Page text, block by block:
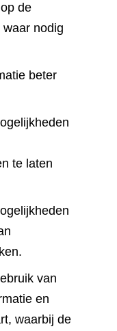
de
nodig
beter
te laten
van
en
waarbij de